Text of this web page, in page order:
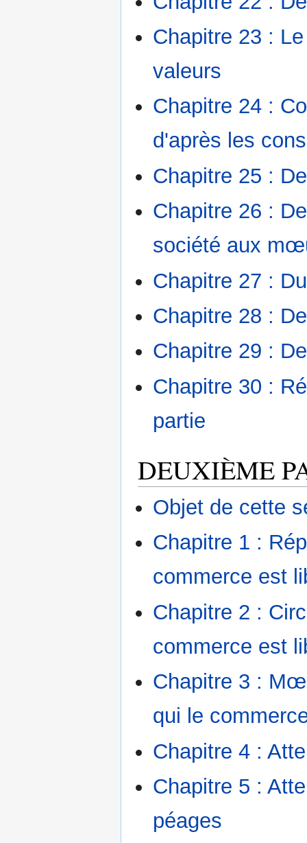
Chapitre 23 :
valeurs
Chapitre 24 :
d'après les
Chapitre 25 :
Chapitre 26 :
société aux
Chapitre 27 :
Chapitre 28 :
Chapitre 29 :
Chapitre 30 :
partie
DEUXIÈME
Objet de cette
Chapitre 1 :
commerce est
Chapitre 2 :
commerce est
Chapitre 3 :
qui le
Chapitre 4 :
Chapitre 5 :
péages